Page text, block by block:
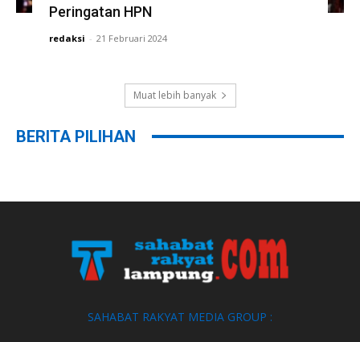
Peringatan HPN
redaksi - 21 Februari 2024
Muat lebih banyak
BERITA PILIHAN
SAHABAT RAKYAT MEDIA GROUP :